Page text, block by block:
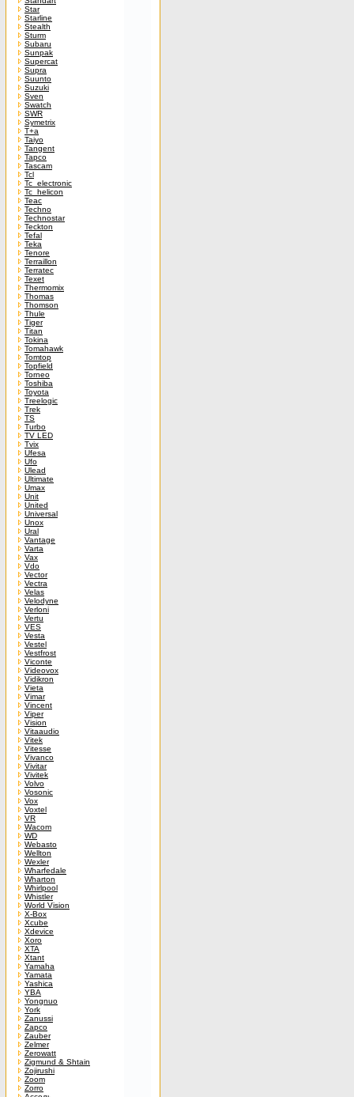
Star
Starline
Stealth
Sturm
Subaru
Sunpak
Supercat
Supra
Suunto
Suzuki
Sven
Swatch
SWR
Symetrix
T+a
Taiyo
Tangent
Tapco
Tascam
Tcl
Tc_electronic
Tc_helicon
Teac
Techno
Technostar
Teckton
Tefal
Teka
Tenore
Terraillon
Terratec
Texet
Thermomix
Thomas
Thomson
Thule
Tiger
Titan
Tokina
Tomahawk
Tomtop
Topfield
Torneo
Toshiba
Toyota
Treelogic
Trek
TS
Turbo
TV LED
Tvix
Ufesa
Ufo
Ulead
Ultimate
Umax
Unit
United
Universal
Unox
Ural
Vantage
Varta
Vax
Vdo
Vector
Vectra
Velas
Velodyne
Verloni
Vertu
VES
Vesta
Vestel
Vestfrost
Viconte
Videovox
Vidikron
Vieta
Vimar
Vincent
Viper
Vision
Vitaaudio
Vitek
Vitesse
Vivanco
Vivitar
Vivitek
Volvo
Vosonic
Vox
Voxtel
VR
Wacom
WD
Webasto
Wellton
Wexler
Wharfedale
Wharton
Whirlpool
Whistler
World Vision
X-Box
Xcube
Xdevice
Xoro
XTA
Xtant
Yamaha
Yamata
Yashica
YBA
Yongnuo
York
Zanussi
Zapco
Zauber
Zelmer
Zerowatt
Zigmund & Shtain
Zojirushi
Zoom
Zorro